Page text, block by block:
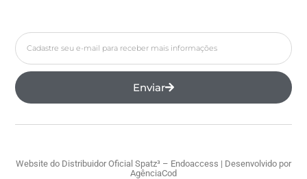
Enviar
Website do Distribuidor Oficial Spatz³ – Endoaccess | Desenvolvido por
AgênciaCod